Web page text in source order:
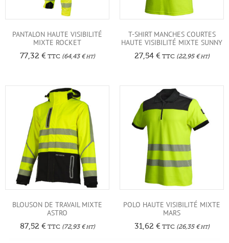
PANTALON HAUTE VISIBILITÉ
MIXTE ROCKET
77,32 € TTC(64,43 €HT)
T-SHIRT MANCHES COURTES
HAUTE VISIBILITÉ MIXTE SUNNY
27,54 € TTC(22,95 €HT)
BLOUSON DE TRAVAIL MIXTE
ASTRO
87,52 €TTC(72,93 €HT)
POLO HAUTE VISIBILITÉ MIXTE
MARS
31,62 €TTC(26,35 €HT)